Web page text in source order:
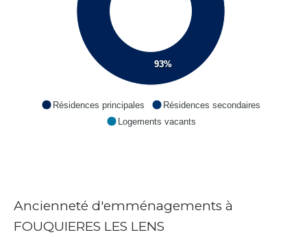
93%
Résidences principales
Résidences secondaires
Logements vacants
Ancienneté d'emménagements à
FOUQUIERES LES LENS